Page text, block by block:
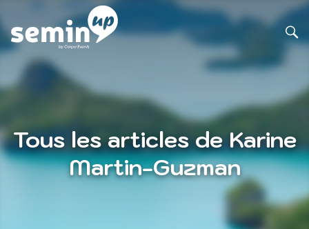
Tous les articles de Karine
Martin-Guzman